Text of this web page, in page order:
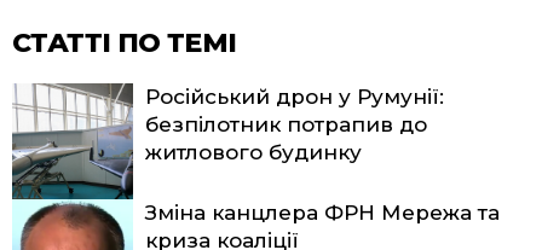
СТАТТІ ПО ТЕМІ
Російський дрон у Румунії:
безпілотник потрапив до
житлового будинку
Зміна канцлера ФРН Мережа та
криза коаліції